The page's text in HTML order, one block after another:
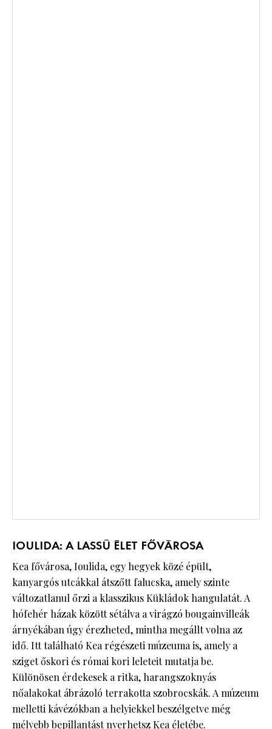
IOULIDA: A LASSÚ ÉLET FŐVÁROSA
Kea fővárosa, Ioulida, egy hegyek közé épült,
kanyargós utcákkal átszőtt falucska, amely szinte
változatlanul őrzi a klasszikus Kükládok hangulatát. A
hófehér házak között sétálva a virágzó bougainvilleák
árnyékában úgy érezheted, mintha megállt volna az
idő. Itt található Kea régészeti múzeuma is, amely a
sziget őskori és római kori leleteit mutatja be.
Különösen érdekesek a ritka, harangszoknyás
nőalakokat ábrázoló terrakotta szobrocskák. A múzeum
melletti kávézókban a helyiekkel beszélgetve még
mélyebb bepillantást nyerhetsz Kea életébe.